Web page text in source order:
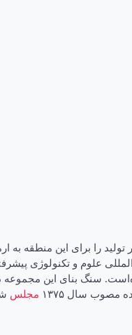
را برای این منطقه به
علوم و تکنولوژی
تاریخی ماهان واقع
سال ۱۳۷۵
مجلس